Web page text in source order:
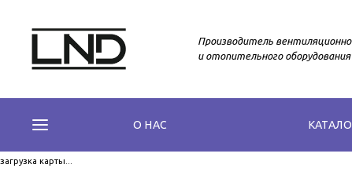
Производитель
и отопительного оборудования
О НАС
загрузка карты...